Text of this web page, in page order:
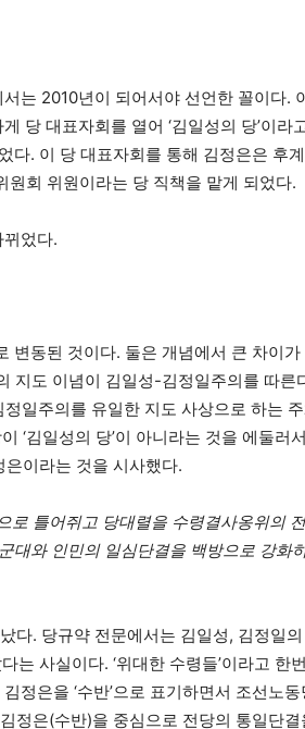
는 2010년이 되어서야 선언한 꼴이다.
당 대표자회를 열어 ‘김일성의 당’이라
다. 이 당 대표자회를 통해 김정은은 후
회 위원이라는 당 직책을 맡게 되었다.
었다.
변동된 것이다. 둘은 개념에서 큰 차이가
지도 이념이 김일성-김정일주의를 따른
일주의를 유일한 지도 사상으로 하는
‘김일성의 당’이 아니라는 것을 에둘러
이라는 것을 시사했다.
로 틀어쥐고 당대렬을 수령결사옹위의
대와 인민의 일심단결을 백방으로 강화
다. 당규약 전문에서는 김일성, 김정일의
는 사실이다. ‘위대한 수령들’이라고 한
정은을 ‘수반’으로 표기하면서 조선노동
정은(수반)을 중심으로 전당의 통일단결